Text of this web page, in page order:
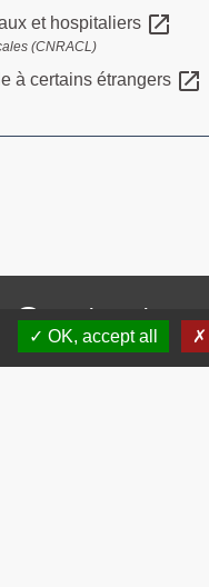
et hospitaliers open_in_new
(CNRACL)
à certains étrangers open_in_new
Contacts
Commune de Brissac
OK, accept all